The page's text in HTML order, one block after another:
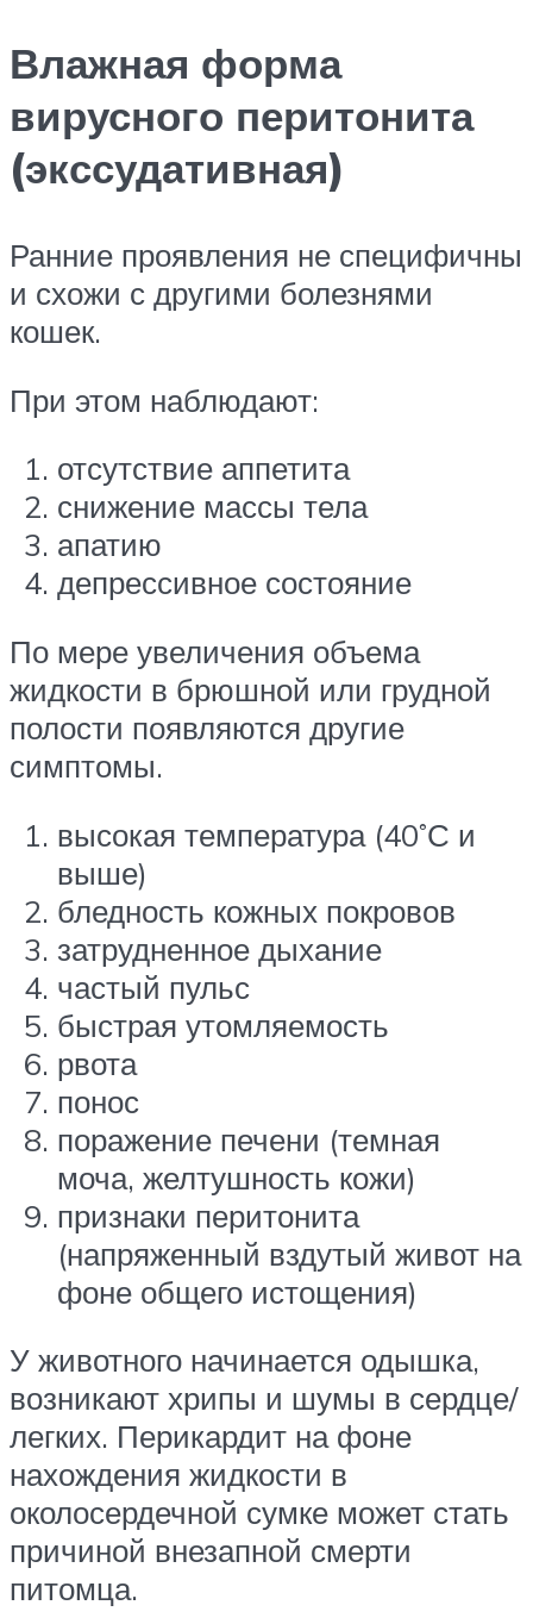
Влажная форма
вирусного перитонита
(экссудативная)
Ранние проявления не специфичны
и схожи с другими болезнями
кошек.
При этом наблюдают:
отсутствие аппетита
снижение массы тела
апатию
депрессивное состояние
По мере увеличения объема
жидкости в брюшной или грудной
полости появляются другие
симптомы.
высокая температура (40˚С и
выше)
бледность кожных покровов
затрудненное дыхание
частый пульс
быстрая утомляемость
рвота
понос
поражение печени (темная
моча, желтушность кожи)
признаки перитонита
(напряженный вздутый живот на
фоне общего истощения)
У животного начинается одышка,
возникают хрипы и шумы в сердце/
легких. Перикардит на фоне
нахождения жидкости в
околосердечной сумке может стать
причиной внезапной смерти
питомца.